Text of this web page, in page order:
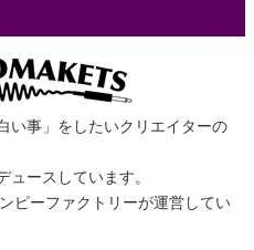
い事」をしたいクリエイターの
ュースしています。
ピーファクトリーが運営してい